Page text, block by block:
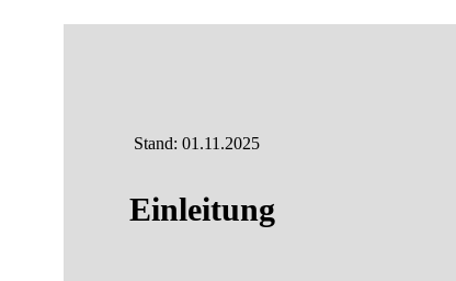
Stand: 01.11.2025
Einleitung